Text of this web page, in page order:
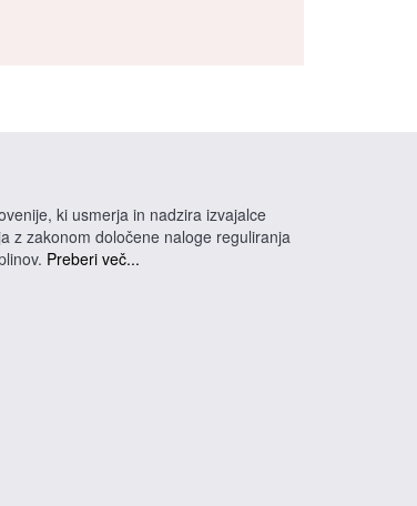
ki usmerja in nadzira izvajalce
z zakonom določene naloge reguliranja
Preberi več...